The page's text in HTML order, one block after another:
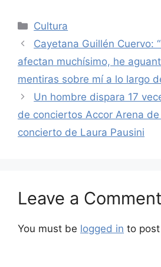
Categories
Cultura
Cayetana Guillén Cuervo:
afectan muchísimo, he
mentiras sobre mí a lo largo
Un hombre dispara 17
de conciertos Accor Arena
concierto de Laura Pausini
Leave a Comment
You must be logged in to